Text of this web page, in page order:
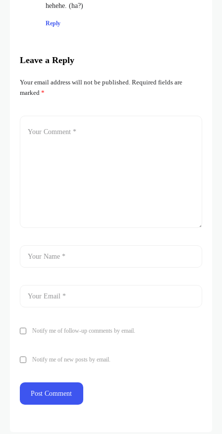
hehehe. (ha?)
Reply
Leave a Reply
Your email address will not be published. Required fields are
marked *
Notify me of follow-up comments by email.
Notify me of new posts by email.